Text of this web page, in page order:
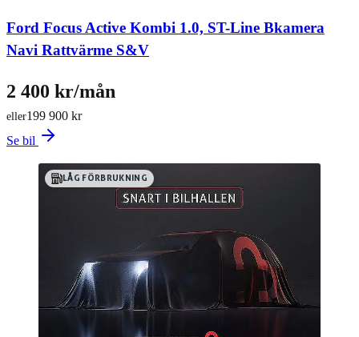
Ford Focus Active Kombi 1.0, ST-Line Bkamera
Navi Rattvärme S&V
199 900 kr
eller
2 400 kr/mån
Se bil
LÅG FÖRBRUKNING